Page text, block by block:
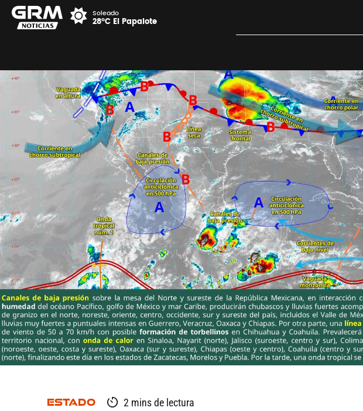
Soleado
28°C El Papalote
ESTADO 2 mins de lectura